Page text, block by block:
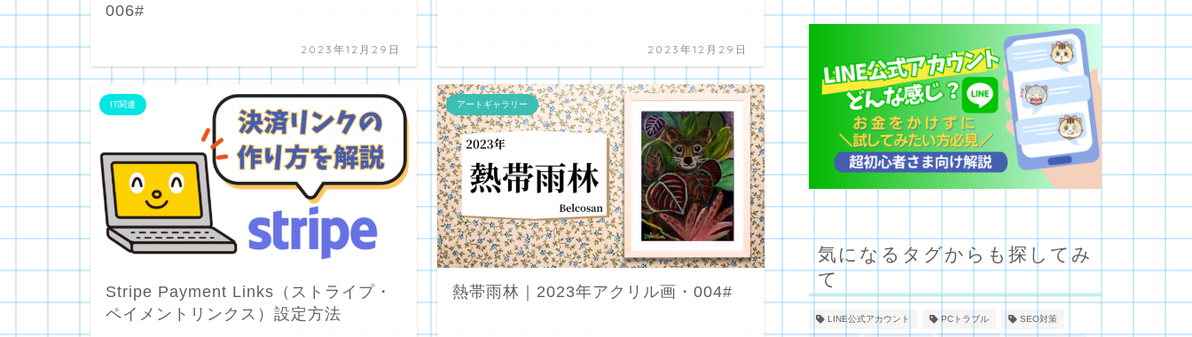
006#
2023年12月29日 2023年12月29日
IT関連
Stripe Payment Links（ストライプ・
ペイメントリンクス）設定方法
アートギャラリー
熱帯雨林｜2023年アクリル画・004#
気になるタグからも探してみ
て
LINE公式アカウント PCトラブル SEO対策